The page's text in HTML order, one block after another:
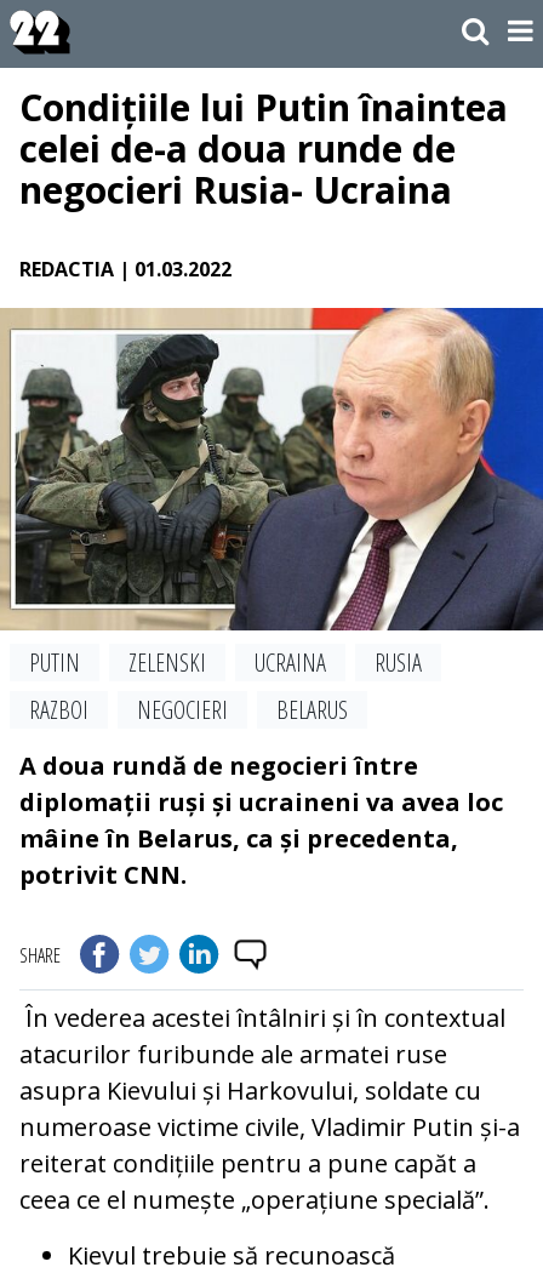
Condițiile lui Putin înaintea
celei de-a doua runde de
negocieri Rusia- Ucraina
REDACTIA | 01.03.2022
PUTIN ZELENSKI UCRAINA
RUSIA
RAZBOI
NEGOCIERI
BELARUS
A doua rundă de negocieri între
diplomații ruși și ucraineni va avea loc
mâine în Belarus, ca și precedenta,
potrivit CNN.
SHARE
În vederea acestei întâlniri și în contextual
atacurilor furibunde ale armatei ruse
asupra Kievului și Harkovului, soldate cu
numeroase victime civile, Vladimir Putin și-a
reiterat condițiile pentru a pune capăt a
ceea ce el numește „operațiune specială”.
Kievul trebuie să recunoască